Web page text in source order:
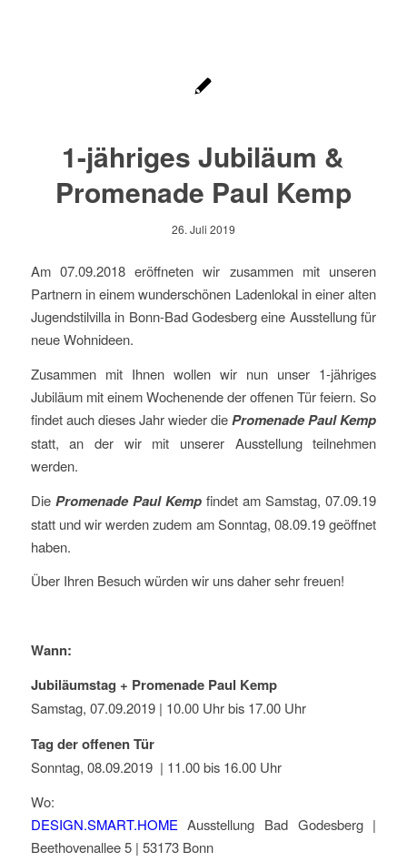
1-jähriges Jubiläum &
Promenade Paul Kemp
26. Juli 2019
Am 07.09.2018 eröffneten wir zusammen mit unseren
Partnern in einem wunderschönen Ladenlokal in einer alten
Jugendstilvilla in Bonn-Bad Godesberg eine Ausstellung für
neue Wohnideen.
Zusammen mit Ihnen wollen wir nun unser 1-jähriges
Jubiläum mit einem Wochenende der offenen Tür feiern. So
findet auch dieses Jahr wieder diePromenade Paul Kemp
statt, an der wir mit unserer Ausstellung teilnehmen
werden.
Die Promenade Paul Kempfindet am Samstag, 07.09.19
statt und wir werden zudem am Sonntag, 08.09.19 geöffnet
haben.
Über Ihren Besuch würden wir uns daher sehr freuen!
Wann:
Jubiläumstag + Promenade Paul Kemp
Samstag, 07.09.2019 | 10.00 Uhr bis 17.00 Uhr
Tag der offenen Tür
Sonntag, 08.09.2019 | 11.00 bis 16.00 Uhr
Wo:
DESIGN.SMART.HOME Ausstellung Bad Godesberg |
Beethovenallee 5 | 53173 Bonn